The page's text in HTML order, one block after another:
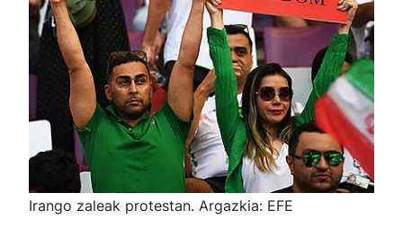
Irango zaleak protestan. Argazkia: EFE